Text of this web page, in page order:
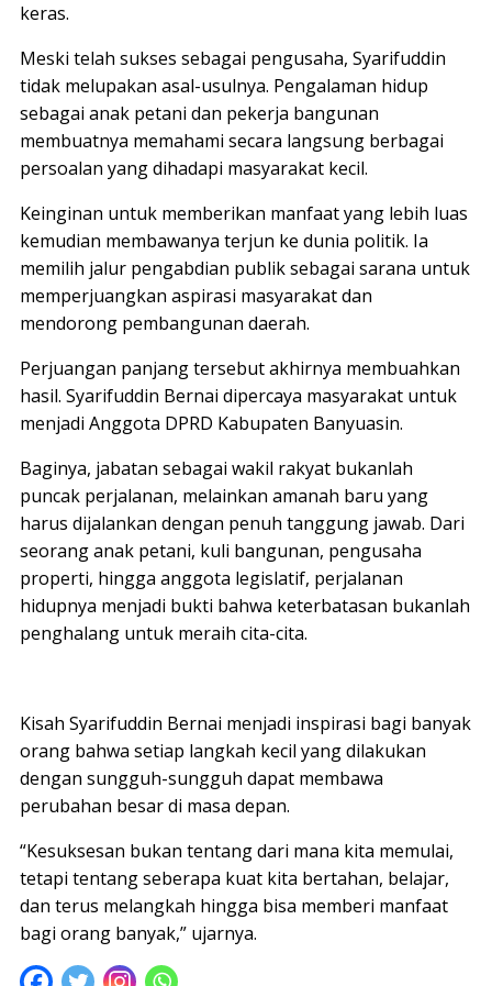
keras.
Meski telah sukses sebagai pengusaha, Syarifuddin
tidak melupakan asal-usulnya. Pengalaman hidup
sebagai anak petani dan pekerja bangunan
membuatnya memahami secara langsung berbagai
persoalan yang dihadapi masyarakat kecil.
Keinginan untuk memberikan manfaat yang lebih luas
kemudian membawanya terjun ke dunia politik. Ia
memilih jalur pengabdian publik sebagai sarana untuk
memperjuangkan aspirasi masyarakat dan
mendorong pembangunan daerah.
Perjuangan panjang tersebut akhirnya membuahkan
hasil. Syarifuddin Bernai dipercaya masyarakat untuk
menjadi Anggota DPRD Kabupaten Banyuasin.
Baginya, jabatan sebagai wakil rakyat bukanlah
puncak perjalanan, melainkan amanah baru yang
harus dijalankan dengan penuh tanggung jawab. Dari
seorang anak petani, kuli bangunan, pengusaha
properti, hingga anggota legislatif, perjalanan
hidupnya menjadi bukti bahwa keterbatasan bukanlah
penghalang untuk meraih cita-cita.
Kisah Syarifuddin Bernai menjadi inspirasi bagi banyak
orang bahwa setiap langkah kecil yang dilakukan
dengan sungguh-sungguh dapat membawa
perubahan besar di masa depan.
“Kesuksesan bukan tentang dari mana kita memulai,
tetapi tentang seberapa kuat kita bertahan, belajar,
dan terus melangkah hingga bisa memberi manfaat
bagi orang banyak,” ujarnya.